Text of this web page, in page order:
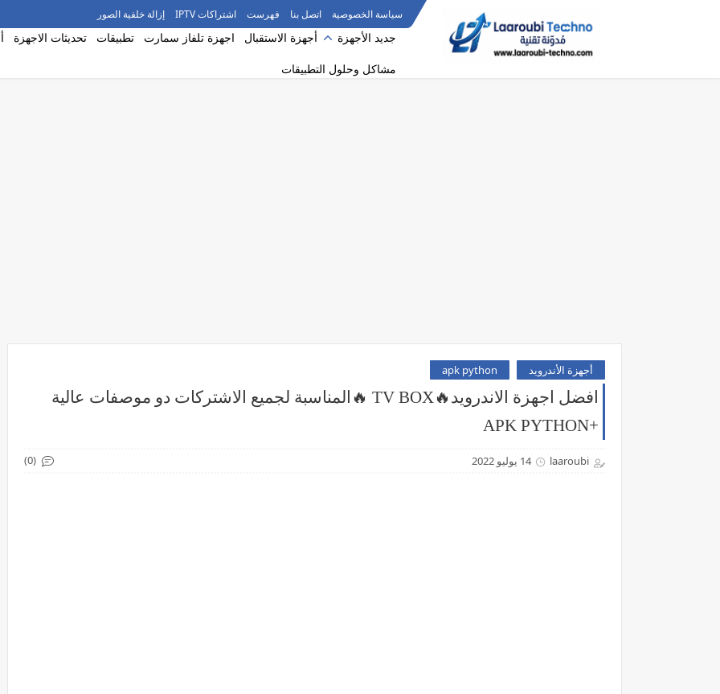
سياسة الخصوصية اتصل بنا فهرست اشتراكات IPTV إزالة خلفية الصور
جديد الأجهزة أجهزة الاستقبال اجهزة تلفاز سمارت تطبيقات تحديثات الاجهزة
مشاكل وحلول التطبيقات
أجهزة الأندرويد apk python
افضل اجهزة الاندرويد🔥TV BOX 🔥المناسبة لجميع الاشتركات دو موصفات عالية
+APK PYTHON
laaroubi 14 يوليو 2022 (0)